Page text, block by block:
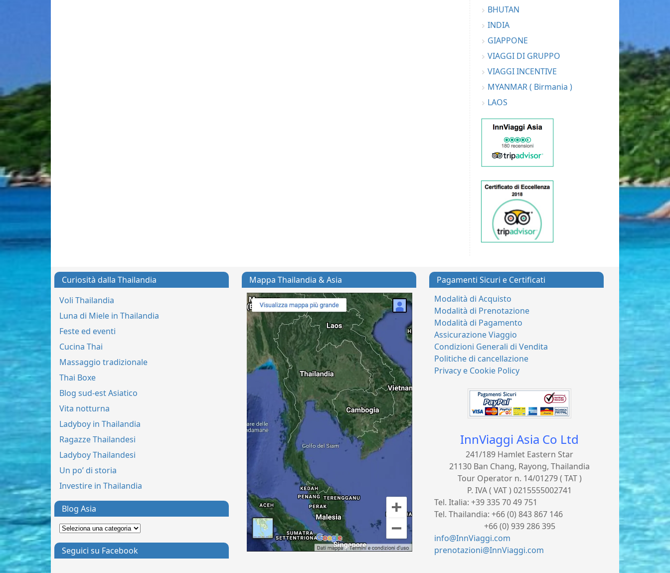
BHUTAN
INDIA
GIAPPONE
VIAGGI DI GRUPPO
VIAGGI INCENTIVE
MYANMAR ( Birmania )
LAOS
Curiosità dalla Thailandia
Voli Thailandia
Luna di Miele in Thailandia
Feste ed eventi
Cucina Thai
Massaggio tradizionale
Thai Boxe
Blog sud-est Asiatico
Vita notturna
Ladyboy in Thailandia
Ragazze Thailandesi
Ladyboy Thailandesi
Un po’ di storia
Investire in Thailandia
Blog Asia
Seguici su Facebook
Mappa Thailandia & Asia
Pagamenti Sicuri e Certificati
Modalità di Acquisto
Modalità di Prenotazione
Modalità di Pagamento
Assicurazione Viaggio
Condizioni Generali di Vendita
Politiche di cancellazione
Privacy e Cookie Policy
InnViaggi Asia Co Ltd
241/189 Hamlet Eastern Star
21130 Ban Chang, Rayong, Thailandia
Tour Operator n. 14/01279 ( TAT )
P. IVA ( VAT ) 0215555002741
Tel. Italia:+39 335 70 49 751
Tel. Thailandia:+66 (0) 843 867 146
+66 (0) 939 286 395
info@InnViaggi.com
prenotazioni@InnViaggi.com